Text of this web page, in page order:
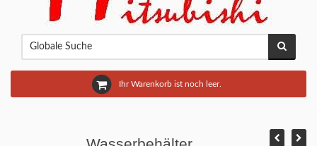
Ihr Warenkorb ist noch leer.